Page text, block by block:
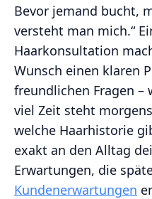
Bevor jemand bucht,
versteht man mich.“
Haarkonsultation
Wunsch einen klaren
freundlichen Fragen –
viel Zeit steht
welche Haarhistorie
exakt an den Alltag
Erwartungen, die
Kundenerwartungen